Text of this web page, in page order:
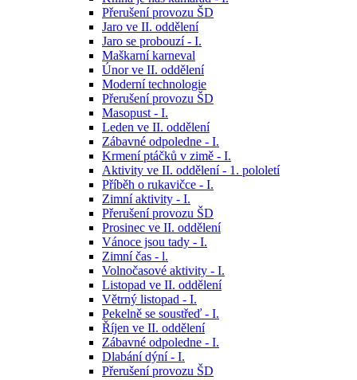
Přerušení provozu ŠD
Jaro ve II. oddělení
Jaro se probouzí - I.
Maškarní karneval
Únor ve II. oddělení
Moderní technologie
Přerušení provozu ŠD
Masopust - I.
Leden ve II. oddělení
Zábavné odpoledne - I.
Krmení ptáčků v zimě - I.
Aktivity ve II. oddělení - 1. pololetí
Příběh o rukavičce - I.
Zimní aktivity - I.
Přerušení provozu ŠD
Prosinec ve II. oddělení
Vánoce jsou tady - I.
Zimní čas - l.
Volnočasové aktivity - I.
Listopad ve II. oddělení
Větrný listopad - I.
Pekelně se soustřeď - I.
Říjen ve II. oddělení
Zábavné odpoledne - I.
Dlabání dýní - I.
Přerušení provozu ŠD